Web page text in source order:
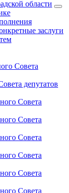
области
заслуги
Совета
депутатов
Совета
Совета
Совета
Совета
Совета
Совета